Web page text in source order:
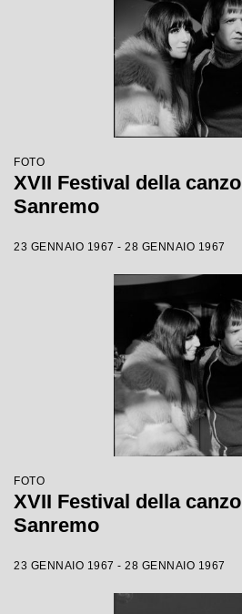
FOTO
XVII Festival della
Sanremo
23 GENNAIO 1967 - 28 GENNAIO 1967
FOTO
XVII Festival della
Sanremo
23 GENNAIO 1967 - 28 GENNAIO 1967